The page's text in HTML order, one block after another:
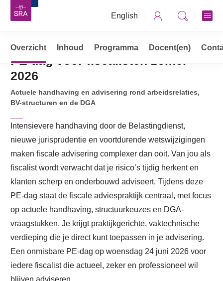
English
Opleidingen, cursussen & trainingen
PE dag voor fiscalisten zomer
2026
Actuele handhaving en advisering rond arbeidsrelaties,
BV-structuren en de DGA
Intensievere handhaving door de Belastingdienst,
nieuwe jurisprudentie en voortdurende wetswijzigingen
maken fiscale advisering complexer dan ooit. Van jou als
fiscalist wordt verwacht dat je risico’s tijdig herkent en
klanten scherp en onderbouwd adviseert. Tijdens deze
PE-dag staat de fiscale adviespraktijk centraal, met focus
op actuele handhaving, structuurkeuzes en DGA-
vraagstukken. Je krijgt praktijkgerichte, vaktechnische
verdieping die je direct kunt toepassen in je advisering.
Een onmisbare PE-dag op woensdag 24 juni 2026 voor
iedere fiscalist die actueel, zeker en professioneel wil
blijven adviseren.
Overzicht Inhoud Programma Docent(en)